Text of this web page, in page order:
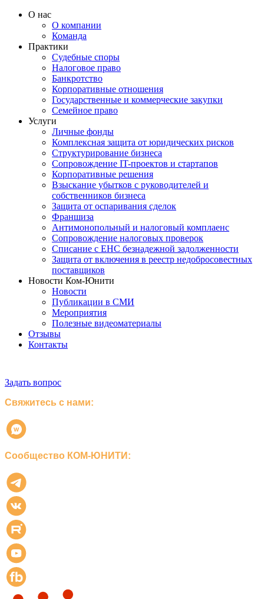
О нас
О компании
Команда
Практики
Судебные споры
Налоговое право
Банкротство
Корпоративные отношения
Государственные и коммерческие закупки
Семейное право
Услуги
Личные фонды
Комплексная защита от юридических рисков
Структурирование бизнеса
Сопровождение IT-проектов и стартапов
Корпоративные решения
Взыскание убытков с руководителей и
собственников бизнеса
Защита от оспаривания сделок
Франшиза
Антимонопольный и налоговый комплаенс
Сопровождение налоговых проверок
Списание с ЕНС безнадежной задолженности
Защита от включения в реестр недобросовестных
поставщиков
Новости Ком-Юнити
Новости
Публикации в СМИ
Мероприятия
Полезные видеоматериалы
Отзывы
Контакты
Задать вопрос
Свяжитесь с нами:
Сообщество КОМ-ЮНИТИ: